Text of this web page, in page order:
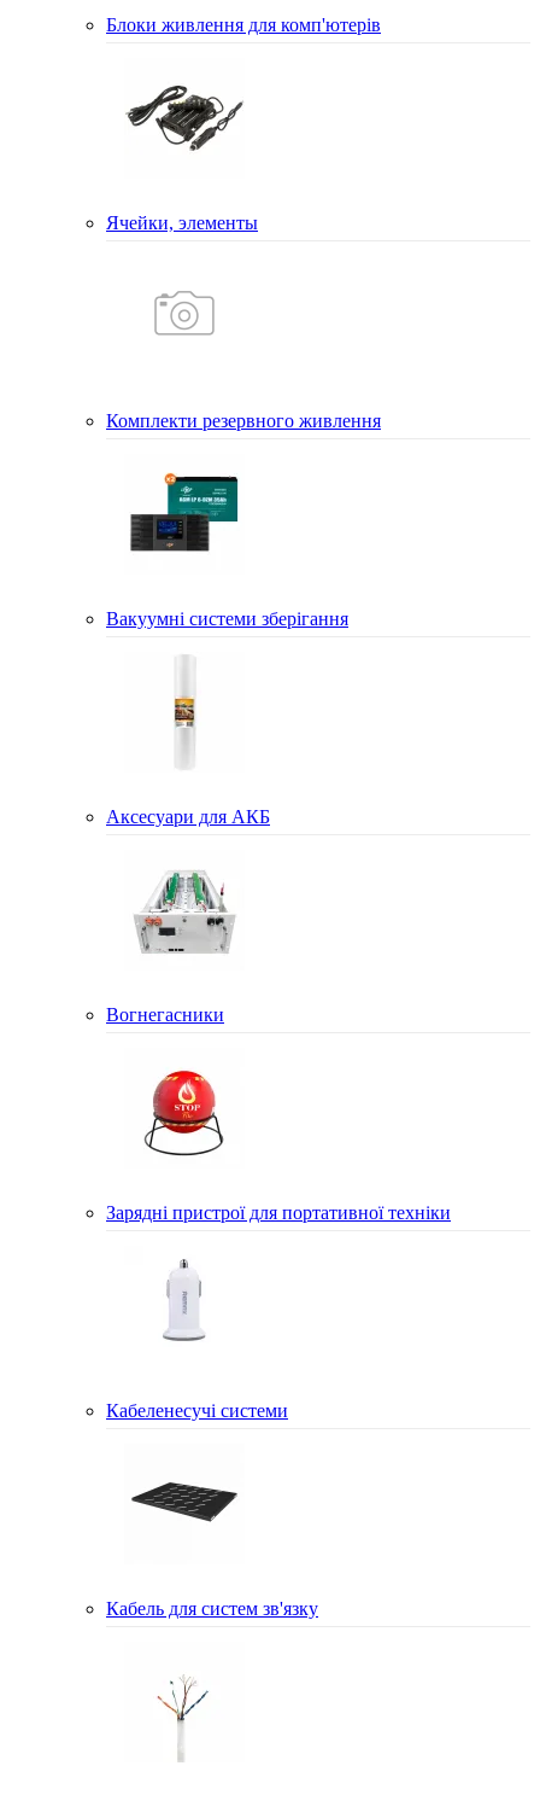
Блоки живлення для комп'ютерів
Ячейки, элементы
Комплекти резервного живлення
Вакуумні системи зберігання
Аксесуари для АКБ
Вогнегасники
Зарядні пристрої для портативної техніки
Кабеленесучі системи
Кабель для систем зв'язку